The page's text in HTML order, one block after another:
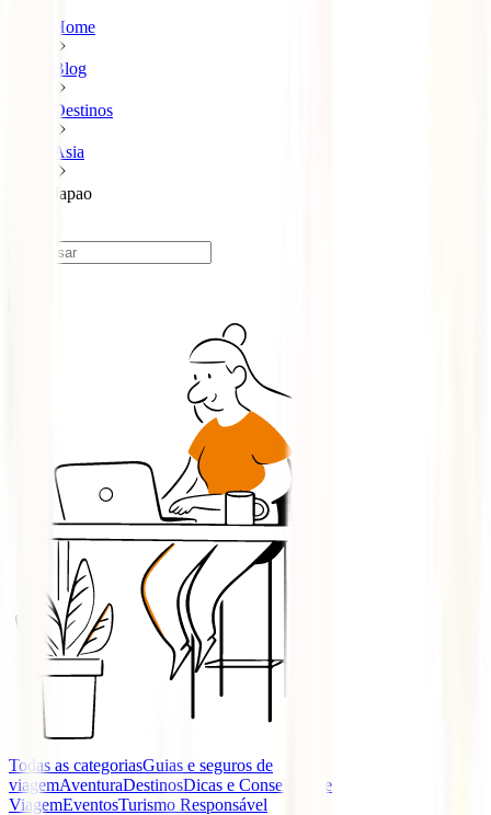
Home
Blog
Destinos
Asia
Japao
Todas as categoriasGuias e seguros de
viagemAventuraDestinosDicas e Conselhos de
ViagemEventosTurismo Responsável